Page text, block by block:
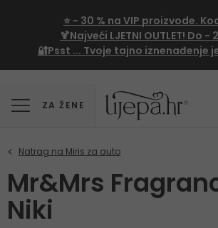
⭐ - 30 % na VIP proizvode.
🍹Najveći LJETNI OUTLET! Do -
🔐Psst ... Tvoje tajno iznenađenje
ZA ŽENE
Mr&Mrs
Niki